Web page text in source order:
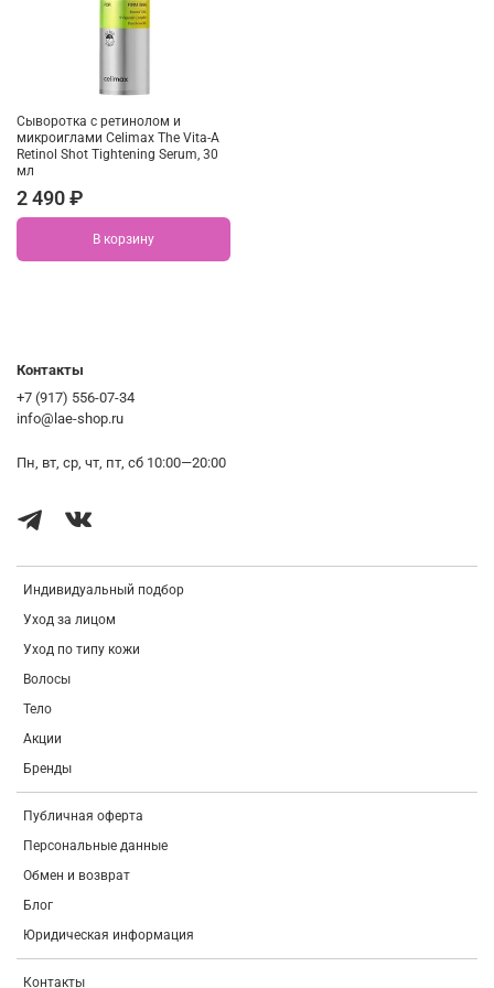
Сыворотка с ретинолом и
микроиглами Celimax The Vita-A
Retinol Shot Tightening Serum, 30
мл
2 490 ₽
В корзину
Индивидуальный подбор
Уход за лицом
Уход по типу кожи
Волосы
Тело
Акции
Бренды
Публичная оферта
Персональные данные
Обмен и возврат
Блог
Юридическая информация
Контакты
Контакты
+7 (917) 556-07-34
info@lae-shop.ru
Пн, вт, ср, чт, пт, сб 10:00—20:00